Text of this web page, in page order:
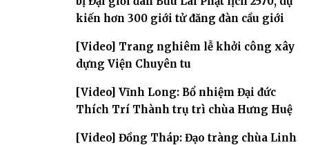
kiến hơn 300 giới tử đăng đàn cầu giới
[Video] Trang nghiêm lễ khởi công xây
dựng Viện Chuyên tu
[Video] Vĩnh Long: Bổ nhiệm Đại đức
Thích Trí Thành trụ trì chùa Hưng Huệ
[Video] Đồng Tháp: Đạo tràng chùa Linh